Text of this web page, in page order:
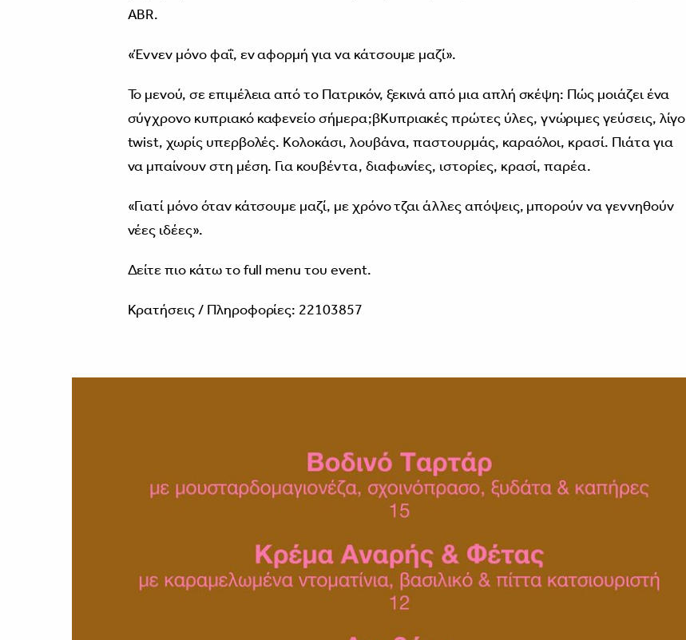
ABR.
«Έννεν μόνο φαΐ, εν αφορμή για να κάτσουμε μαζί».
Το μενού, σε επιμέλεια από το Πατρικόν, ξεκινά από μια απλή σκέψη: Πώς μοιάζει ένα
σύγχρονο κυπριακό καφενείο σήμερα;βΚυπριακές πρώτες ύλες, γνώριμες γεύσεις, λίγο
twist, χωρίς υπερβολές. Κολοκάσι, λουβάνα, παστουρμάς, καραόλοι, κρασί. Πιάτα για
να μπαίνουν στη μέση. Για κουβέντα, διαφωνίες, ιστορίες, κρασί, παρέα.
«Γιατί μόνο όταν κάτσουμε μαζί, με χρόνο τζαι άλλες απόψεις, μπορούν να γεννηθούν
νέες ιδέες».
Δείτε πιο κάτω το full menu του event.
Κρατήσεις / Πληροφορίες: 22103857